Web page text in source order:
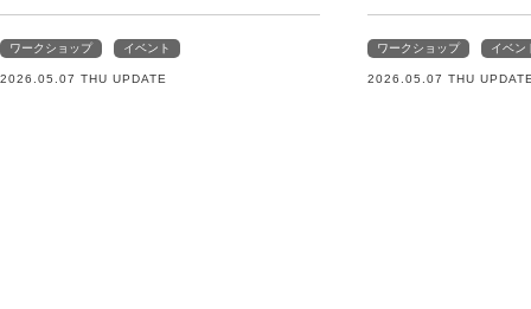
ワークショップ イベント
2026.05.07 THU UPDATE
ワークショップ イベン
2026.05.07 THU